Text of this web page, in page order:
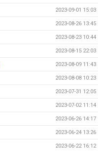
2023-09-01 15:03
2023-08-26 13:45
2023-08-23 10:44
2023-08-15 22:03
2023-08-09 11:43
2023-08-08 10:23
2023-07-31 12:05
2023-07-02 11:14
2023-06-26 14:17
2023-06-24 13:26
2023-06-22 16:12